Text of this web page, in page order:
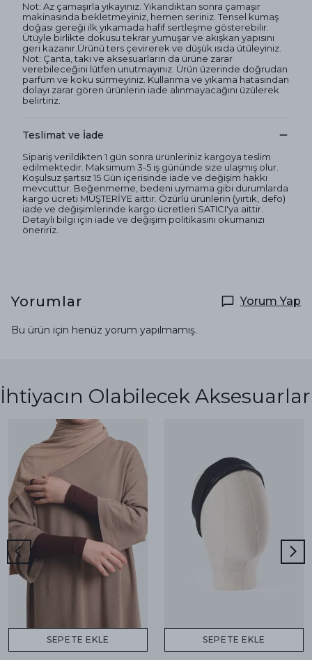
Not: Az çamaşırla yıkayınız. Yıkandıktan sonra çamaşır
makinasında bekletmeyiniz, hemen seriniz. Tensel kumaş
doğası gereği ilk yıkamada hafif sertleşme gösterebilir.
Ütüyle birlikte dokusu tekrar yumuşar ve akışkan yapısını
geri kazanır.Ürünü ters çevirerek ve düşük ısıda ütüleyiniz.
Not: Çanta, takı ve aksesuarların da ürüne zarar
verebileceğini lütfen unutmayınız. Ürün üzerinde doğrudan
parfüm ve koku sürmeyiniz. Kullanma ve yıkama hatasından
dolayı zarar gören ürünlerin iade alınmayacağını üzülerek
belirtiriz.
Teslimat ve İade
Sipariş verildikten 1 gün sonra ürünleriniz kargoya teslim
edilmektedir. Maksimum 3-5 iş gününde size ulaşmış olur.
Koşulsuz şartsız 15 Gün içerisinde iade ve değişim hakkı
mevcuttur. Beğenmeme, bedeni uymama gibi durumlarda
kargo ücreti MÜŞTERİYE aittir. Özürlü ürünlerin (yırtık, defo)
iade ve değişimlerinde kargo ücretleri SATICI'ya aittir.
Detaylı bilgi için iade ve değişim politikasını okumanızı
öneririz.
Yorumlar Yorum Yap
Bu ürün için henüz yorum yapılmamış.
İhtiyacın Olabilecek Aksesuarlar
SEPETE EKLE SEPETE EKLE